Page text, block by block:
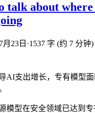
talk about
7月23日 ·1537 字 (约 7 分钟)
AI支出增长，专有模型
模型在安全领域已达到